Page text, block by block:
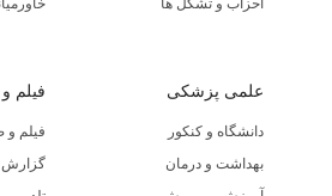
احزاب و تشکل ها
علمی پزشکی
دانشگاه و کنکور
بهداشت و درمان
فیلم
فیلم
گزارش